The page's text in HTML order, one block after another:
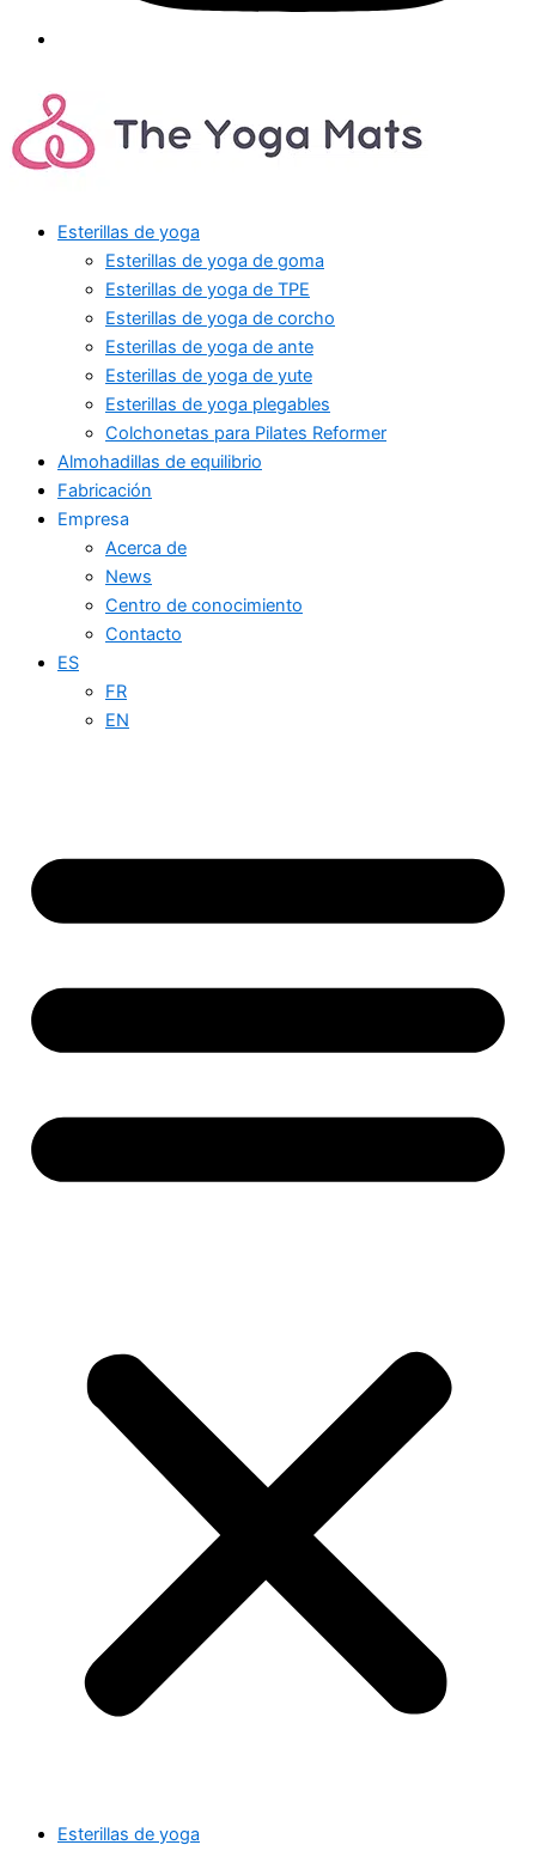
Esterillas de yoga
Esterillas de yoga de goma
Esterillas de yoga de TPE
Esterillas de yoga de corcho
Esterillas de yoga de ante
Esterillas de yoga de yute
Esterillas de yoga plegables
Colchonetas para Pilates Reformer
Almohadillas de equilibrio
Fabricación
Empresa
Acerca de
News
Centro de conocimiento
Contacto
ES
FR
EN
Esterillas de yoga